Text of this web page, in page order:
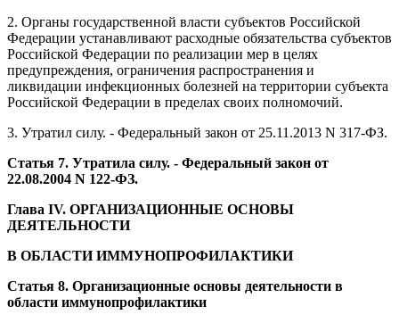
2. Органы государственной власти субъектов Российской
Федерации устанавливают расходные обязательства субъектов
Российской Федерации по реализации мер в целях
предупреждения, ограничения распространения и
ликвидации инфекционных болезней на территории субъекта
Российской Федерации в пределах своих полномочий.
3. Утратил силу. - Федеральный закон от 25.11.2013 N 317-ФЗ.
Статья 7. Утратила силу. - Федеральный закон от
22.08.2004 N 122-ФЗ.
Глава IV. ОРГАНИЗАЦИОННЫЕ ОСНОВЫ
ДЕЯТЕЛЬНОСТИ
В ОБЛАСТИ ИММУНОПРОФИЛАКТИКИ
Статья 8. Организационные основы деятельности в
области иммунопрофилактики